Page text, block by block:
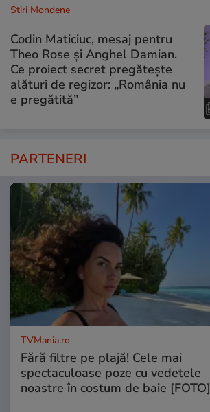
Stiri Mondene
Codin Maticiuc, mesaj pentru
Theo Rose și Anghel Damian.
Ce proiect secret pregătește
alături de regizor: „România nu
e pregătită”
PARTENERI
TVMania.ro
Fără filtre pe plajă! Cele mai
spectaculoase poze cu vedetele
noastre în costum de baie [FOTO]